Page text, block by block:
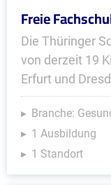
Freie
Die Thüringer
von derzeit 19
Erfurt und
Branche:
1 Ausbildung
1 Standort